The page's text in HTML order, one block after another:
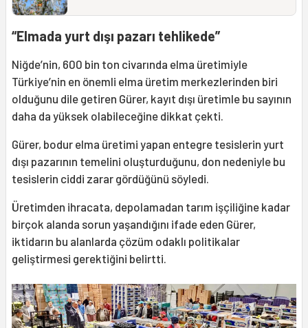
“Elmada yurt dışı pazarı tehlikede”
Niğde’nin, 600 bin ton civarında elma üretimiyle
Türkiye’nin en önemli elma üretim merkezlerinden biri
olduğunu dile getiren Gürer, kayıt dışı üretimle bu sayının
daha da yüksek olabileceğine dikkat çekti.
Gürer, bodur elma üretimi yapan entegre tesislerin yurt
dışı pazarının temelini oluşturduğunu, don nedeniyle bu
tesislerin ciddi zarar gördüğünü söyledi.
Üretimden ihracata, depolamadan tarım işçiliğine kadar
birçok alanda sorun yaşandığını ifade eden Gürer,
iktidarın bu alanlarda çözüm odaklı politikalar
geliştirmesi gerektiğini belirtti.